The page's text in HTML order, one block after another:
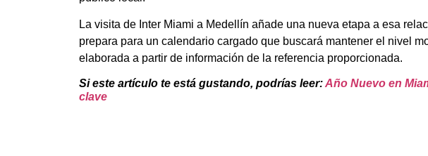
La visita de Inter Miami a Medellín añade una nueva etapa a esa
prepara para un calendario cargado que buscará mantener el nivel
elaborada a partir de información de la referencia proporcionada.
Si este artículo te está gustando, podrías leer:Año Nuevo en
clave